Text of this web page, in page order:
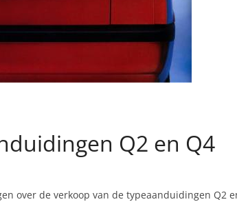
Q2 en Q4
over de verkoop van de typeaanduidingen Q2